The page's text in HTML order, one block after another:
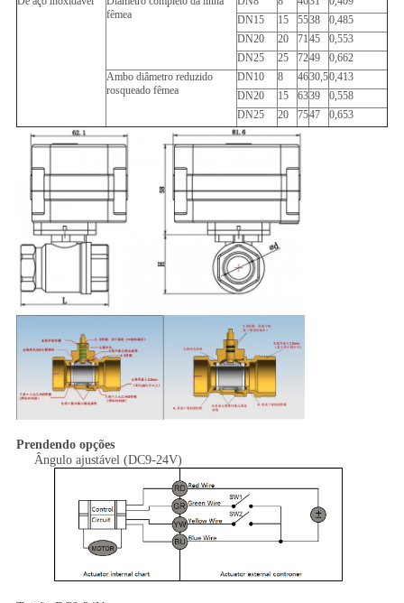
fêmea
DN15
15 5538
0,485
DN20
20 7145
0,553
DN25
25 7249
0,662
Ambo diâmetro reduzido
rosqueado fêmea
DN10 8 4630,50,413
DN20
15 6339
0,558
DN25
20 7547 0,653
Prendendo opções
Ângulo ajustável (DC9-24V)